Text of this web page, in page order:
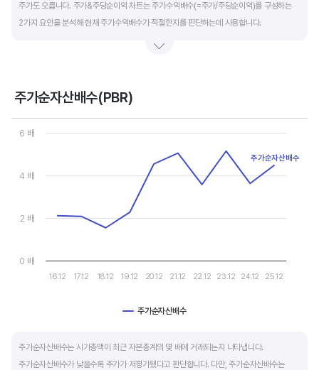
주가도 오릅니다. 주가&주당순이익 차트는 주가수익배수(=주가/주당순이익)를 구성하는
2가지 요인을 분석해 현재 주가수익배수가 적절한지를 판단하는데 사용합니다.
- 매수 검토 : 주당순이익 증가, 주가 상승
- 매도 검토 : 주당순이익 감소, 주가 횡보 또는 하락
주당순이익이 증가해도 시장 전체적인 악재로 주가가 급락하면 좋은 매수 기회가 됩니다.
주가수익배수(PER) 차트와 함께 분석하면 더 유용합니다.
주가순자산배수(PBR)
Chart
Line chart with 10 data points.
The chart has 1 X axis displaying categories.
The chart has 1 Y axis displaying values. Data ranges from
주가순자산배수
16.12 17.12 18.12 19.12 20.12 21.12 22.12 23.12 24.12 25.12
0 배
2 배
4 배
6 배
주가순자산배수
주가순자산배수는 시가총액이 최근 자본총계의 몇 배에 거래되는지 나타냅니다.
주가순자산배수가 낮을수록 주가가 저평가됐다고 판단합니다. 다만, 주가순자산배수는